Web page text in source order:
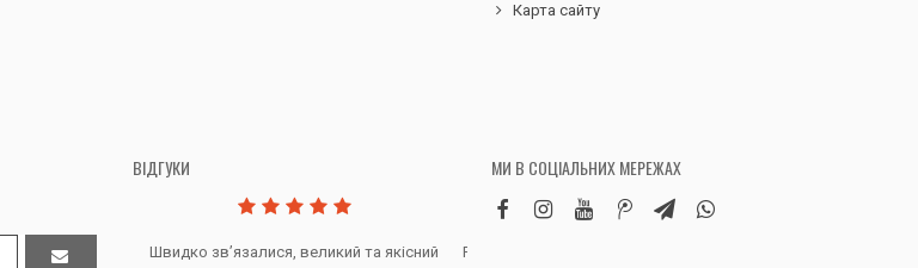
Карта сайту
ВІДГУКИ
супер.
Швидко звʼязалися, великий та якісний
Робила замовлення дитячих вельветових
МИ В СОЦІАЛЬНИХ МЕРЕЖАХ